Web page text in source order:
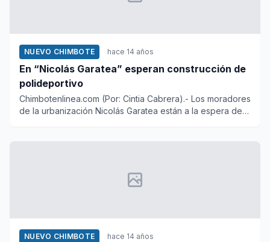
NUEVO CHIMBOTE hace 14 años
En “Nicolás Garatea” esperan construcción de
polideportivo
Chimbotenlinea.com (Por: Cintia Cabrera).- Los moradores
de la urbanización Nicolás Garatea están a la espera de
NUEVO CHIMBOTE hace 14 años